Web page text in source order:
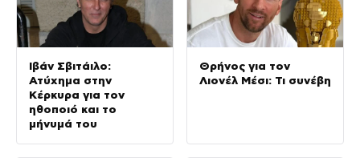
Ιβάν Σβιτάιλο:
Ατύχημα στην
Κέρκυρα για τον
ηθοποιό και το
μήνυμά του
Θρήνος για τον
Λιονέλ Μέσι: Τι συνέβη